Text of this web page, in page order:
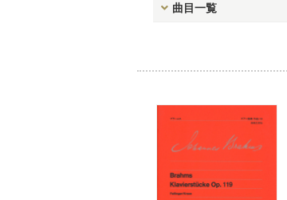
曲目一覧